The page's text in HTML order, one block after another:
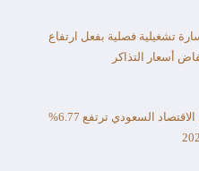
تشغيلية فصلية بفعل ارتفاع
أسعار التذاكر
السيولة النقدية في الاقتصاد السعودي ترتفع 6.77%